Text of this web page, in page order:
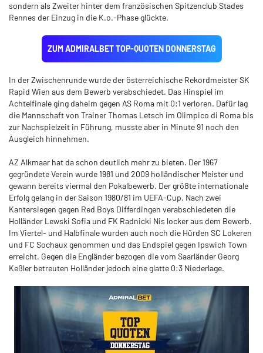
sondern als Zweiter hinter dem französischen Spitzenclub Stades
Rennes der Einzug in die K.o.-Phase glückte.
ZUM ADMIRALBET TOP-QUOTEN DONNERSTAG
In der Zwischenrunde wurde der österreichische Rekordmeister SK
Rapid Wien aus dem Bewerb verabschiedet. Das Hinspiel im
Achtelfinale ging daheim gegen AS Roma mit 0:1 verloren. Dafür lag
die Mannschaft von Trainer Thomas Letsch im Olimpico di Roma bis
zur Nachspielzeit in Führung, musste aber in Minute 91 noch den
Ausgleich hinnehmen.
AZ Alkmaar hat da schon deutlich mehr zu bieten. Der 1967
gegründete Verein wurde 1981 und 2009 holländischer Meister und
gewann bereits viermal den Pokalbewerb. Der größte internationale
Erfolg gelang in der Saison 1980/81 im UEFA-Cup. Nach zwei
Kantersiegen gegen Red Boys Differdingen verabschiedeten die
Holländer Lewski Sofia und FK Radnicki Nis locker aus dem Bewerb.
Im Viertel- und Halbfinale wurden auch noch die Hürden SC Lokeren
und FC Sochaux genommen und das Endspiel gegen Ipswich Town
erreicht. Gegen die Engländer bezogen die vom Saarländer Georg
Keßler betreuten Holländer jedoch eine glatte 0:3 Niederlage.